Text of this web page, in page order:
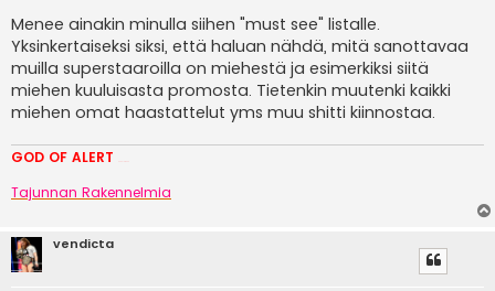
Menee ainakin minulla siihen "must see" listalle.
Yksinkertaiseksi siksi, että haluan nähdä, mitä sanottavaa
muilla superstaaroilla on miehestä ja esimerkiksi siitä
miehen kuuluisasta promosta. Tietenkin muutenki kaikki
miehen omat haastattelut yms muu shitti kiinnostaa.
GOD OF ALERT
Tajunnan Rakennelmia
vendicta